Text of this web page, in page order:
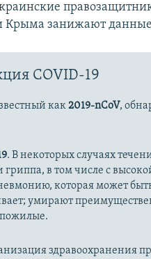
Крыма занижают данные
COVID-19
как2019-nCoV,
. В некоторых случаях
в том числе с
которая может
умирают
здравоохранения